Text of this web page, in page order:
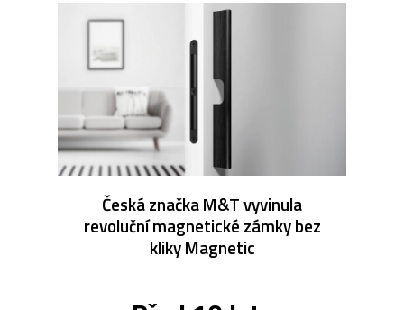
Česká značka M&T vyvinula
revoluční magnetické zámky bez
kliky Magnetic